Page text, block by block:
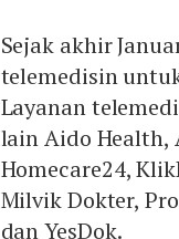
Sejak akhir
telemedisin
Layanan
lain Aido Health,
Homecare24,
Milvik Dokter,
dan YesDok.